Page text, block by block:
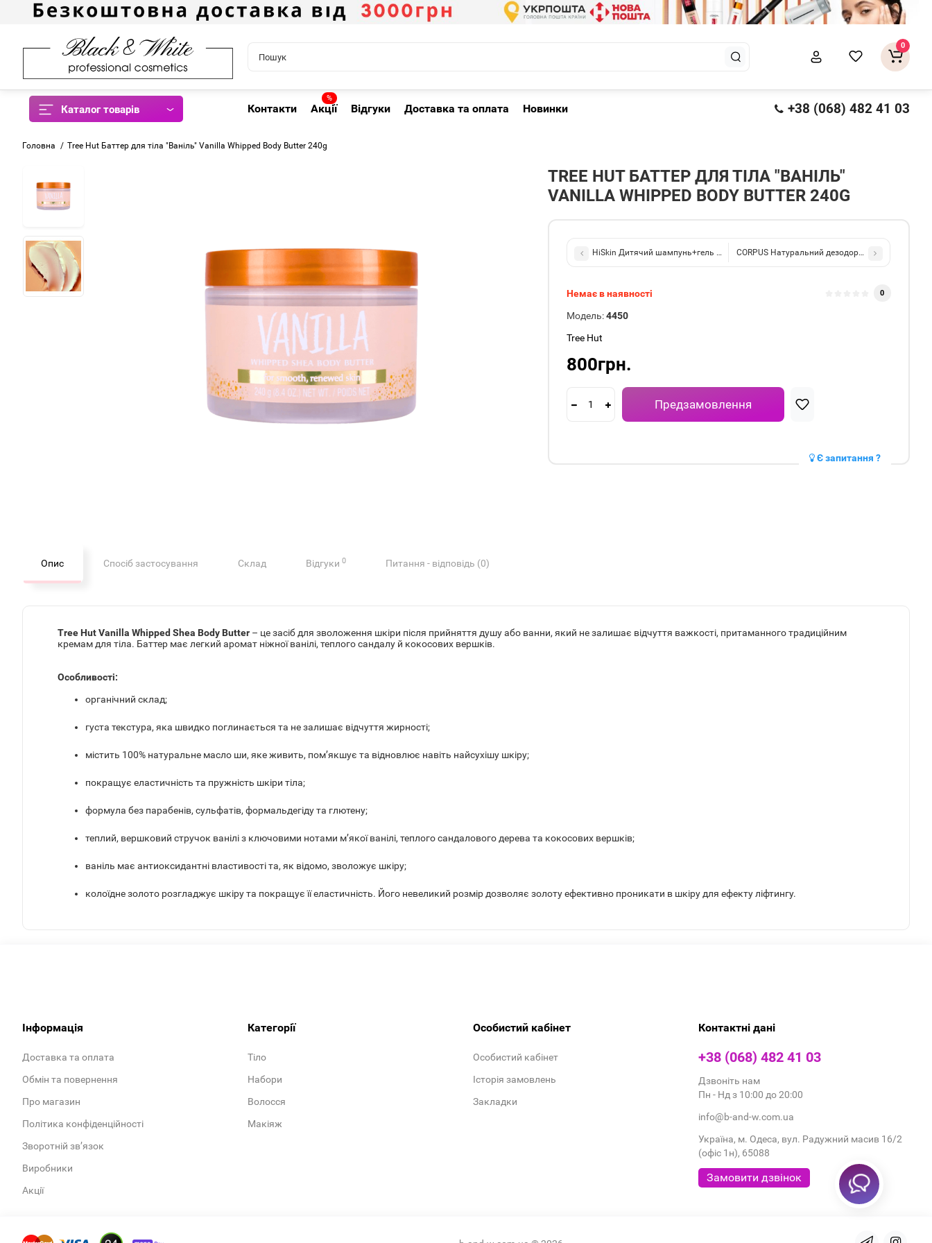
0
Каталог товарів Контакти
%
Акції Відгуки Доставка та оплата Новинки +38 (068) 482 41 03
Головна Tree Hut Баттер для тіла "Ваніль" Vanilla Whipped Body Butter 240g
TREE HUT БАТТЕР ДЛЯ ТІЛА "ВАНІЛЬ"
VANILLA WHIPPED BODY BUTTER 240G
HiSkin Дитячий шампунь+гель для душу 2 в 1 з ароматом "Персик" 280мл
CORPUS Натуральний дезодорант Natural
Немає в наявності 0
Модель: 4450
Tree Hut
800грн.
Предзамовлення
Є запитання ?
Опис Спосіб застосування Склад Відгуки 0 Питання - відповідь (0)
Tree Hut Vanilla Whipped Shea Body Butter – це засіб для зволоження шкіри після прийняття душу або ванни, який не залишає відчуття важкості, притаманного традиційним
кремам для тіла. Баттер має легкий аромат ніжної ванілі, теплого сандалу й кокосових вершків.
Особливості:
органічний склад;
густа текстура, яка швидко поглинається та не залишає відчуття жирності;
містить 100% натуральне масло ши, яке живить, пом’якшує та відновлює навіть найсухішу шкіру;
покращує еластичність та пружність шкіри тіла;
формула без парабенів, сульфатів, формальдегіду та глютену;
теплий, вершковий стручок ванілі з ключовими нотами м’якої ванілі, теплого сандалового дерева та кокосових вершків;
ваніль має антиоксидантні властивості та, як відомо, зволожує шкіру;
колоїдне золото розгладжує шкіру та покращує її еластичність. Його невеликий розмір дозволяє золоту ефективно проникати в шкіру для ефекту ліфтингу.
Контактні дані
+38 (068) 482 41 03
Дзвоніть нам
Пн - Нд з 10:00 до 20:00
info@b-and-w.com.ua
Україна, м. Одеса, вул. Радужний масив 16/2
(офіс 1н), 65088
Замовити дзвінок
Інформація
Доставка та оплата
Обмін та повернення
Про магазин
Політика конфіденційності
Зворотній зв’язок
Виробники
Акції
Категорії
Тіло
Набори
Волосся
Макіяж
Особистий кабінет
Особистий кабінет
Історія замовлень
Закладки